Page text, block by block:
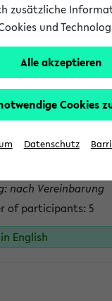
Wendisch,
beim
nach Vereinbarung
of participants: 5
English
zusätzliche
und
Alle akzeptieren
Cookies
Datenschutz